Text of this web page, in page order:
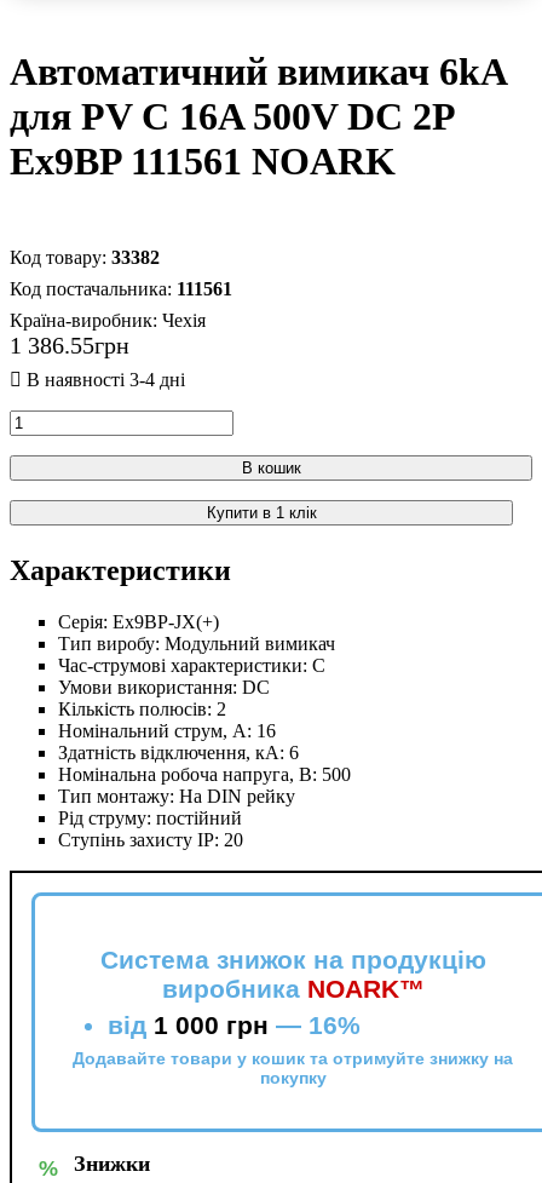
Автоматичний вимикач 6kA
для PV C 16A 500V DC 2P
Ex9BP 111561 NOARK
33382
111561
Країна-виробник: Чехія
1 386.55грн
В кошик
Купити в 1 клік
Характеристики
Серія: Ex9BP-JX(+)
Тип виробу: Модульний вимикач
Час-струмові характеристики: C
Умови використання: DC
Кількість полюсів: 2
Номінальний струм, А: 16
Здатність відключення, кА: 6
Номінальна робоча напруга, В: 500
Тип монтажу: На DIN рейку
Рід струму: постійний
Ступінь захисту IP: 20
Система знижок на продукцію
виробника NOARK™
від 1 000 грн — 16%
Додавайте товари у кошик та отримуйте знижку на
покупку
% Знижки